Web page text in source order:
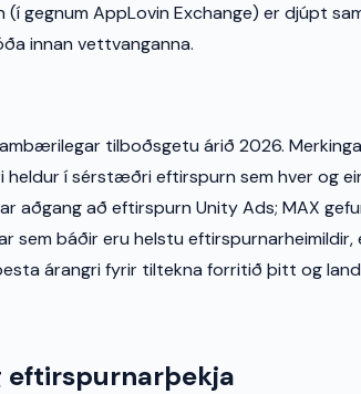
(í gegnum AppLovin Exchange) er djúpt
innan vettvanganna.
tilboðsgetu árið 2026.
heldur í sérstæðri eftirspurn sem hver og
aðgang að eftirspurn Unity Ads; MAX
sem báðir eru helstu eftirspurnarheimildir,
árangri fyrir tiltekna forritið þitt og
eftirspurnarþekja